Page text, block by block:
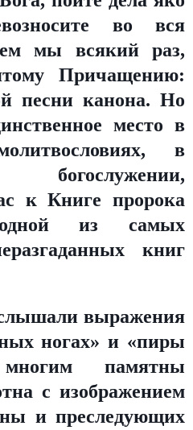
во вся
мы всякий раз,
Причащению:
песни канона. Но
место в
в
богослужении,
к Книге пророка
из самых
книг
выражения
ногах» и «пиры
многим памятны
с изображением
и преследующих